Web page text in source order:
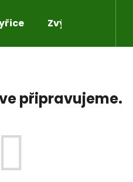
Zvýhodněné
připravujeme.